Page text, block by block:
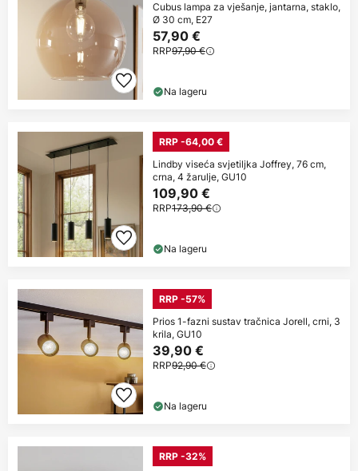
Cubus lampa za vješanje, jantarna, staklo,
Ø 30 cm, E27
57,90 €
RRP97,90 €
Na lageru
RRP -64,00 €
Lindby viseća svjetiljka Joffrey, 76 cm,
crna, 4 žarulje, GU10
109,90 €
RRP173,90 €
Na lageru
RRP -57%
Prios 1-fazni sustav tračnica Jorell, crni, 3
krila, GU10
39,90 €
RRP92,90 €
Na lageru
RRP -32%